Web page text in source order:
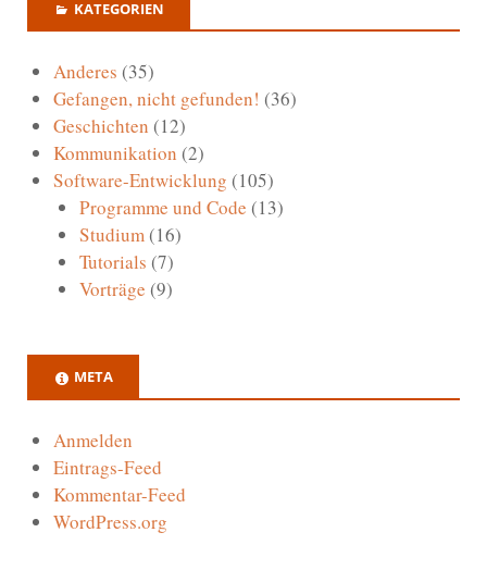
KATEGORIEN
Anderes (35)
Gefangen, nicht gefunden! (36)
Geschichten (12)
Kommunikation (2)
Software-Entwicklung (105)
Programme und Code (13)
Studium(16)
Tutorials (7)
Vorträge (9)
META
Anmelden
Eintrags-Feed
Kommentar-Feed
WordPress.org